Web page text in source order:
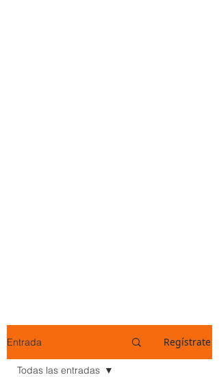
Entrada Regístrate
Todas las entradas